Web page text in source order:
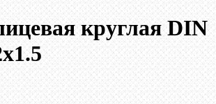
круглая DIN